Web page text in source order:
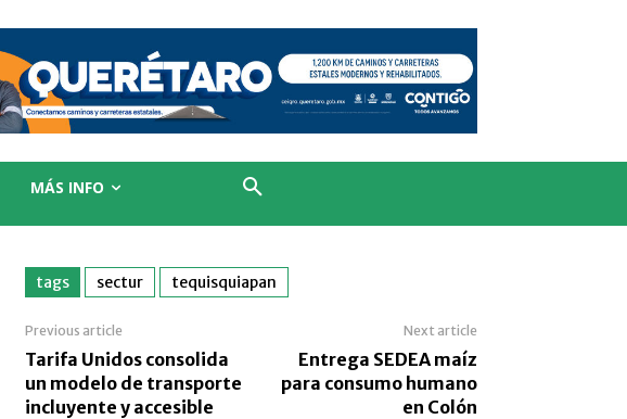
MÁS INFO
tags sectur tequisquiapan
Previous article
Tarifa Unidos consolida
un modelo de transporte
incluyente y accesible
Next article
Entrega SEDEA maíz
para consumo humano
en Colón